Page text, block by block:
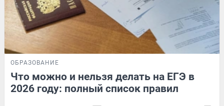
ОБРАЗОВАНИЕ
Что можно и нельзя делать на ЕГЭ в
2026 году: полный список правил